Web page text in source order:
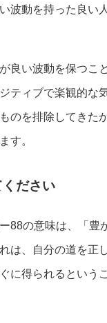
波動を持った良い
良い波動を保つこ
ティブで楽観的な
のを排除してきた
す。
ださい
88の意味は、「豊
は、自分の道を正
に得られるという